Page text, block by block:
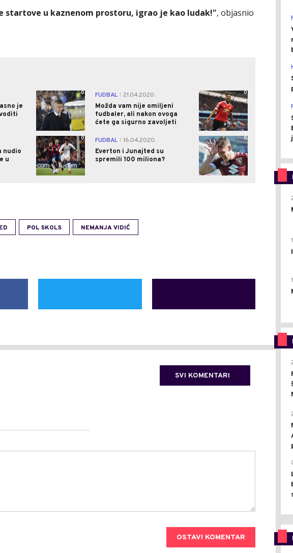
startove u kaznenom prostoru, igrao je kao ludak!", objasnio
je
0 FUDBAL
21.04.2020.
Možda vam nije omiljeni
fudbaler, ali nakon ovoga
ćete ga sigurno zavoljeti
0
nudio
u
0 FUDBAL
16.04.2020.
Everton i Junajted su
spremili 100 miliona?
0
POL SKOLS NEMANJA VIDIĆ
SVI KOMENTARI
OSTAVI KOMENTAR